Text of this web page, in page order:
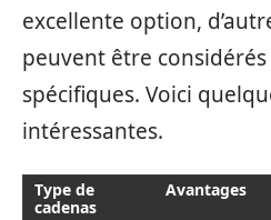
excellente option,
peuvent être
spécifiques. Voici
intéressantes.
Type de
cadenas
Avantages